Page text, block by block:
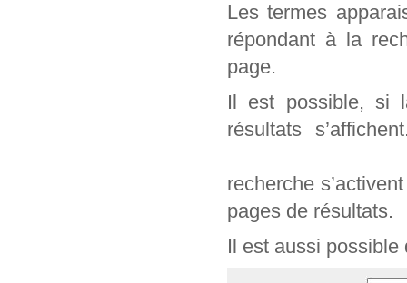
Les termes
répondant à la
page.
Il est possible, si
résultats
recherche
pages de résultats.
Il est aussi